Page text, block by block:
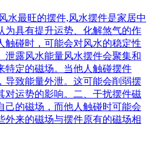
水最旺的摆件,风水摆件是家居中
为具有提升运势、化解煞气的作
触碰时，可能会对风水的稳定性
泄露风水能量风水摆件会聚集和
特定的磁场。当他人触碰摆件
导致能量外泄。这可能会削弱摆
对运势的影响。二、干扰摆件磁
己的磁场，而他人触碰时可能会
外来的磁场与摆件原有的磁场相